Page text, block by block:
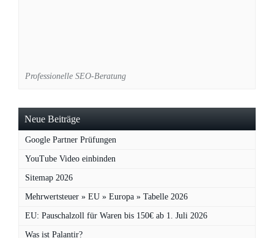
Professionelle SEO-Beratung
Neue Beiträge
Google Partner Prüfungen
YouTube Video einbinden
Sitemap 2026
Mehrwertsteuer » EU » Europa » Tabelle 2026
EU: Pauschalzoll für Waren bis 150€ ab 1. Juli 2026
Was ist Palantir?